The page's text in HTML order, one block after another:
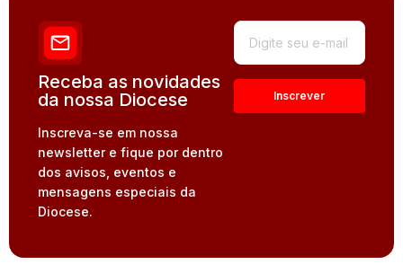
Receba as novidades
da nossa Diocese
Inscreva-se em nossa
newsletter e fique por dentro
dos avisos, eventos e
mensagens especiais da
Diocese.